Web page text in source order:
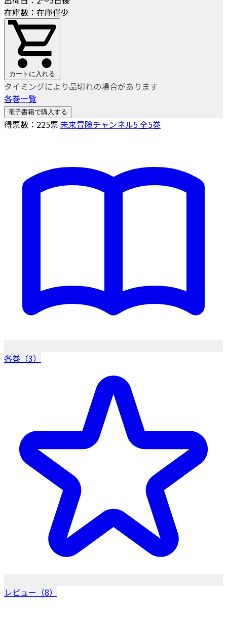
在庫数：在庫僅少
カートに入れる
タイミングにより品切れの場合があります
各巻一覧
電子書籍で購入する
得票数： 225票未来冒険チャンネル5 全5巻
各巻（3）
レビュー（8）